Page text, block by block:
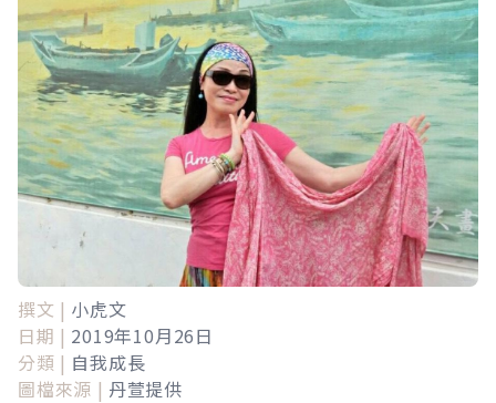
撰文 | 小虎文
日期 | 2019年10月26日
分類 | 自我成長
圖檔來源 | 丹萱提供